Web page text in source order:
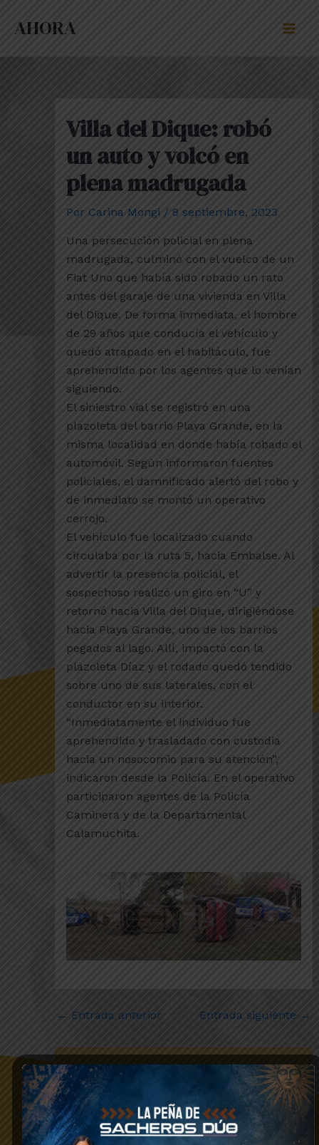
AHORA
Villa del Dique: robó
un auto y volcó en
plena madrugada
Por Carina Mongi / 8 septiembre, 2023
Una persecución policial en plena
madrugada, culminó con el vuelco de un
Fiat Uno que había sido robado un rato
antes del garaje de una vivienda en Villa
del Dique. De forma inmediata, el hombre
de 29 años que conducía el vehículo y
quedó atrapado en el habitáculo, fue
aprehendido por los agentes que lo venían
siguiendo.
El siniestro vial se registró en una
plazoleta del barrio Playa Grande, en la
misma localidad en donde había robado el
automóvil. Según informaron fuentes
policiales, el damnificado alertó del robo y
de inmediato se montó un operativo
cerrojo.
El vehículo fue localizado cuando
circulaba por la ruta 5, hacia Embalse. Al
advertir la presencia policial, el
sospechoso realizó un giro en “U” y
retornó hacia Villa del Dique, dirigiéndose
hacia Playa Grande, uno de los barrios
pegados al lago. Allí, impactó con la
plazoleta Díaz y el rodado quedó tendido
sobre uno de sus laterales, con el
conductor en su interior.
“Inmediatamente el individuo fue
aprehendido y trasladado con custodia
hacia un nosocomio para su atención”,
indicaron desde la Policía. En el operativo
participaron agentes de la Policía
Caminera y de la Departamental
Calamuchita.
navigation
← Entrada anterior Entrada siguiente →
Entradas relacionadas